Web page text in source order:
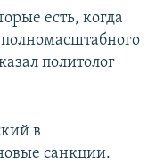
есть, когда
политолог
в
санкции.